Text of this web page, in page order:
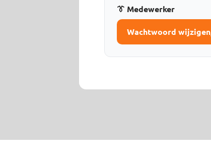
👔 Medewerker
Wachtwoord